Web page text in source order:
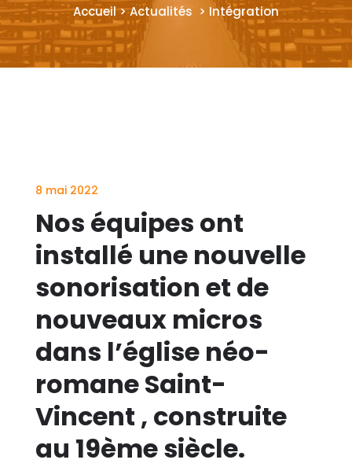
Accueil > Actualités > Intégration
8 mai 2022
Nos équipes ont
installé une nouvelle
sonorisation et de
nouveaux micros
dans l’église néo-
romane Saint-
Vincent , construite
au 19ème siècle.